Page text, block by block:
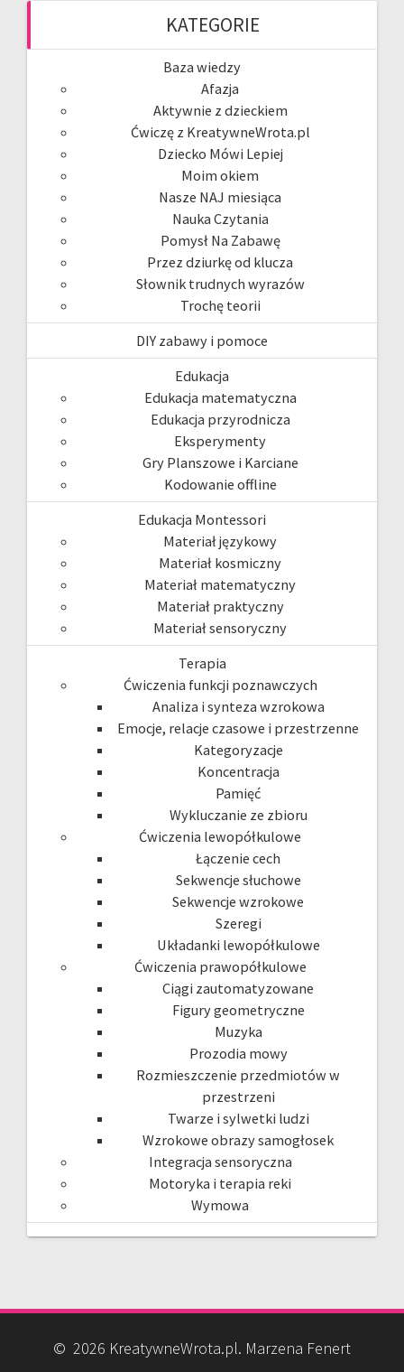
KATEGORIE
Baza wiedzy
Afazja
Aktywnie z dzieckiem
Ćwiczę z KreatywneWrota.pl
Dziecko Mówi Lepiej
Moim okiem
Nasze NAJ miesiąca
Nauka Czytania
Pomysł Na Zabawę
Przez dziurkę od klucza
Słownik trudnych wyrazów
Trochę teorii
DIY zabawy i pomoce
Edukacja
Edukacja matematyczna
Edukacja przyrodnicza
Eksperymenty
Gry Planszowe i Karciane
Kodowanie offline
Edukacja Montessori
Materiał językowy
Materiał kosmiczny
Materiał matematyczny
Materiał praktyczny
Materiał sensoryczny
Terapia
Ćwiczenia funkcji poznawczych
Analiza i synteza wzrokowa
Emocje, relacje czasowe i przestrzenne
Kategoryzacje
Koncentracja
Pamięć
Wykluczanie ze zbioru
Ćwiczenia lewopółkulowe
Łączenie cech
Sekwencje słuchowe
Sekwencje wzrokowe
Szeregi
Układanki lewopółkulowe
Ćwiczenia prawopółkulowe
Ciągi zautomatyzowane
Figury geometryczne
Muzyka
Prozodia mowy
Rozmieszczenie przedmiotów w
przestrzeni
Twarze i sylwetki ludzi
Wzrokowe obrazy samogłosek
Integracja sensoryczna
Motoryka i terapia reki
Wymowa
© 2026 KreatywneWrota.pl. Marzena Fenert